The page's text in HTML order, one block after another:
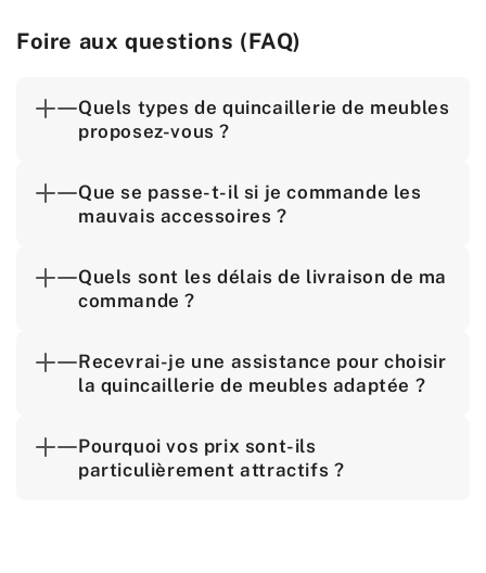
Foire aux questions (FAQ)
Quels types de quincaillerie de meubles
proposez-vous ?
Que se passe-t-il si je commande les
mauvais accessoires ?
Quels sont les délais de livraison de ma
commande ?
Recevrai-je une assistance pour choisir
la quincaillerie de meubles adaptée ?
Pourquoi vos prix sont-ils
particulièrement attractifs ?